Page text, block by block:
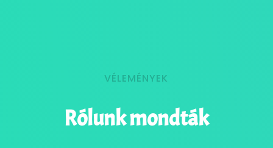
VÉLEMÉNYEK
Rólunk mondták